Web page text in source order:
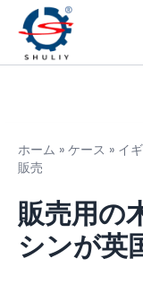
ホーム » ケース » イ
販売
販売用の
シンが英